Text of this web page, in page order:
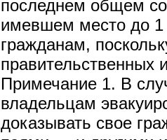
последнем общем
имевшем место до 1
гражданам,
Примечание 1. В
владельцам
доказывать свое